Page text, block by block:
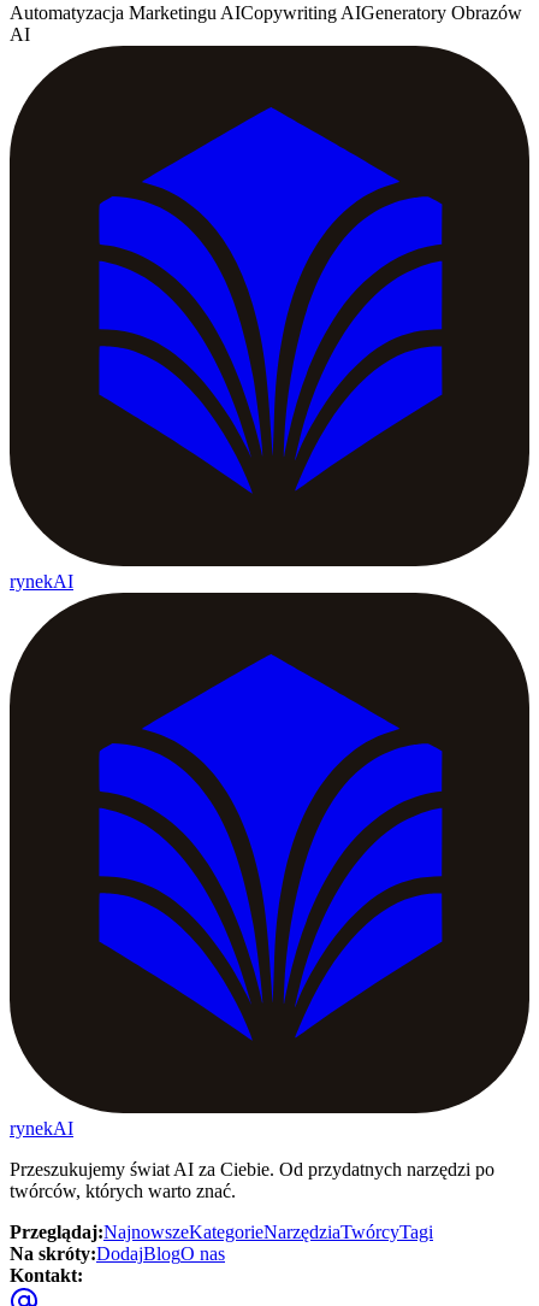
Automatyzacja Marketingu AICopywriting AIGeneratory Obrazów
AI
rynekAI
rynekAI
Przeszukujemy świat AI za Ciebie. Od przydatnych narzędzi po
twórców, których warto znać.
Przeglądaj:NajnowszeKategorieNarzędziaTwórcyTagi
Na skróty:DodajBlogO nas
Kontakt: